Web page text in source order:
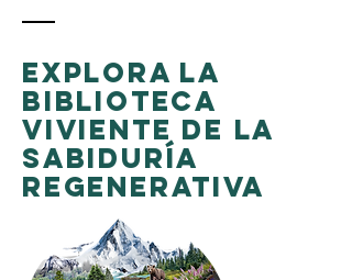
Explora la
Biblioteca
Viviente de la
Sabiduría
Regenerativa